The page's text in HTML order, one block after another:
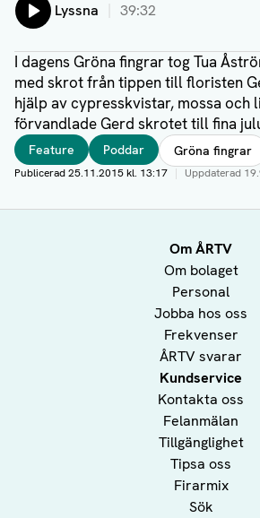
Lyssna 39:32
I dagens Gröna fingrar tog Tua
med skrot från tippen till floristen
hjälp av cypresskvistar, mossa och
förvandlade Gerd skrotet till fina
Taggar
Feature Poddar Gröna fingrar
Författare
Publicerad25.11.2015 kl. 13:17 | Uppdaterad
Om ÅRTV
Om bolaget
Personal
Jobba hos oss
Frekvenser
ÅRTV svarar
Kundservice
Kontakta oss
Felanmälan
Tillgänglighet
Tipsa oss
Firarmix
Sök